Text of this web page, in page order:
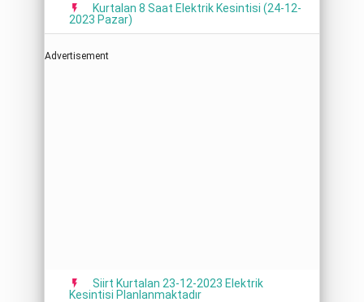
Kurtalan 8 Saat Elektrik Kesintisi (24-12-
2023 Pazar)
Advertisement
Siirt Kurtalan 23-12-2023 Elektrik
Kesintisi Planlanmaktadır